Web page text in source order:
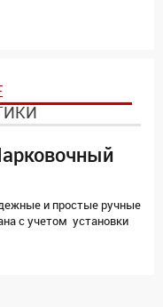
и простые ручные
с учетом установки